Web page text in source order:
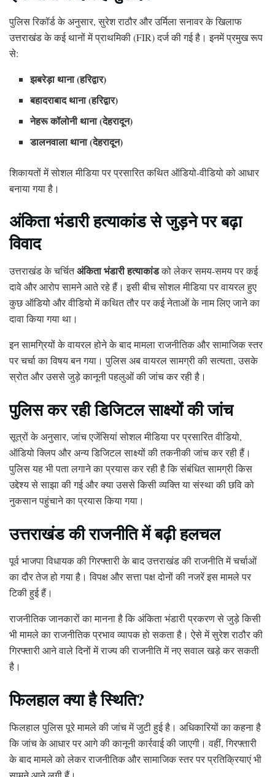
पुलिस रिकॉर्ड के अनुसार, सुरेश राठौर और उर्मिला सनावर के खिलाफ
उत्तराखंड के कई थानों में प्राथमिकी (FIR) दर्ज की गई है। इनमें प्रमुख रूप
से:
झबरेड़ा थाना (हरिद्वार)
बहादराबाद थाना (हरिद्वार)
नेहरू कॉलोनी थाना (देहरादून)
डालनवाला थाना (देहरादून)
शिकायतों में सोशल मीडिया पर प्रसारित कथित ऑडियो-वीडियो को आधार
बनाया गया है।
अंकिता भंडारी हत्याकांड से जुड़ने पर बढ़ा
विवाद
उत्तराखंड के चर्चितअंकिता भंडारी हत्याकांडको लेकर समय-समय पर कई
दावे और आरोप सामने आते रहे हैं। इसी बीच सोशल मीडिया पर वायरल हुए
कुछ ऑडियो और वीडियो में कथित तौर पर कई नेताओं के नाम लिए जाने का
दावा किया गया था।
इन सामग्रियों के वायरल होने के बाद मामला राजनीतिक और सामाजिक स्तर
पर चर्चा का विषय बन गया। पुलिस अब वायरल सामग्री की सत्यता, उसके
स्रोत और उससे जुड़े कानूनी पहलुओं की जांच कर रही है।
पुलिस कर रही डिजिटल साक्ष्यों की जांच
सूत्रों के अनुसार, जांच एजेंसियां सोशल मीडिया पर प्रसारित वीडियो,
ऑडियो क्लिप और अन्य डिजिटल साक्ष्यों की तकनीकी जांच कर रही हैं।
पुलिस यह भी पता लगाने का प्रयास कर रही है कि संबंधित सामग्री किस
उद्देश्य से साझा की गई और क्या उससे किसी व्यक्ति या संस्था की छवि को
नुकसान पहुंचाने का प्रयास किया गया।
उत्तराखंड की राजनीति में बढ़ी हलचल
पूर्व भाजपा विधायक की गिरफ्तारी के बाद उत्तराखंड की राजनीति में चर्चाओं
का दौर तेज हो गया है। विपक्ष और सत्ता पक्ष दोनों की नजरें इस मामले पर
टिकी हुई हैं।
राजनीतिक जानकारों का मानना है कि अंकिता भंडारी प्रकरण से जुड़े किसी
भी मामले का राजनीतिक प्रभाव व्यापक हो सकता है। ऐसे में सुरेश राठौर की
गिरफ्तारी आने वाले दिनों में राज्य की राजनीति में नए सवाल खड़े कर सकती
है।
फिलहाल क्या है स्थिति?
फिलहाल पुलिस पूरे मामले की जांच में जुटी हुई है। अधिकारियों का कहना है
कि जांच के आधार पर आगे की कानूनी कार्रवाई की जाएगी। वहीं, गिरफ्तारी
के बाद मामले को लेकर राजनीतिक और सामाजिक स्तर पर प्रतिक्रियाएं भी